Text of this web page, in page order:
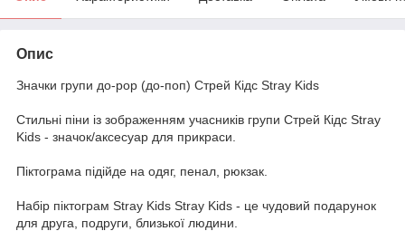
Опис
Значки групи до-pop (до-поп) Стрей Кідс Stray Kids
Стильні піни із зображенням учасників групи Стрей Кідс Stray
Kids - значок/аксесуар для прикраси.
Піктограма підійде на одяг, пенал, рюкзак.
Набір піктограм Stray Kids Stray Kids - це чудовий подарунок
для друга, подруги, близької людини.